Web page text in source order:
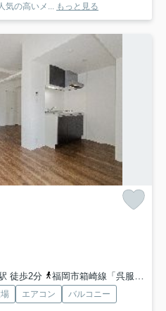
『千代県庁口駅』まで徒歩4分！ 人気の高いメ...
もっと見る
徒歩2分
福岡市箱崎線「呉服町」駅 徒歩12分
エアコン
バルコニー